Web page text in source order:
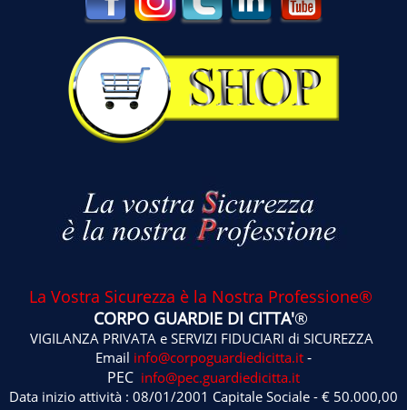
La Vostra Sicurezza è la Nostra Professione®
CORPO GUARDIE DI CITTA'®
VIGILANZA PRIVATA e SERVIZI FIDUCIARI di SICUREZZA
Email info@corpoguardiedicitta.it-
PEC info@pec.guardiedicitta.it
Data inizio attività : 08/01/2001 Capitale Sociale - € 50.000,00